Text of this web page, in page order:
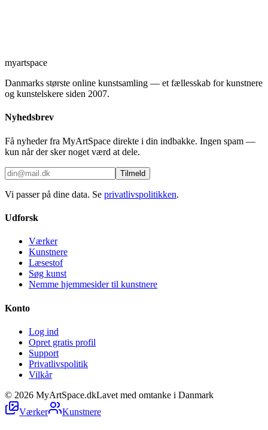
myartspace
Danmarks største online kunstsamling — et fællesskab for kunstnere
og kunstelskere siden 2007.
Nyhedsbrev
Få nyheder fra MyArtSpace direkte i din indbakke. Ingen spam —
kun når der sker noget værd at dele.
Tilmeld
Vi passer på dine data. Se privatlivspolitikken.
Udforsk
Værker
Kunstnere
Læsestof
Søg kunst
Nemme hjemmesider til kunstnere
Konto
Log ind
Opret gratis profil
Support
Privatlivspolitik
Vilkår
© 2026 MyArtSpace.dkLavet med omtanke i Danmark
Værker
Kunstnere